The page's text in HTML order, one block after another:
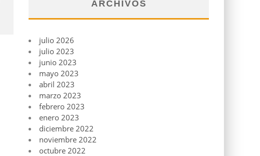
ARCHIVOS
julio 2026
julio 2023
junio 2023
mayo 2023
abril 2023
marzo 2023
febrero 2023
enero 2023
diciembre 2022
noviembre 2022
octubre 2022